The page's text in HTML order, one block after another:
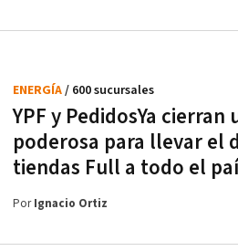
YPF y PedidosYa cierran
poderosa para llevar el
tiendas Full a todo el
ENERGÍA/ 600 sucursales
PorIgnacio Ortiz